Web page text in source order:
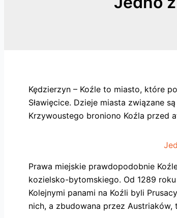
Kędzierzyn – Koźle to miasto, które
Sławięcice. Dzieje miasta związane
Krzywoustego broniono Koźla przed
Prawa miejskie prawdopodobnie
kozielsko-bytomskiego. Od 1289
Kolejnymi panami na Koźli byli
nich, a zbudowana przez